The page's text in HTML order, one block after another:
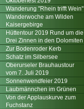
Wanderung "Rhein trifft Wein"
Wanderwoche am Wilden
Kaisergebirge
Hüttentour 2019 Rund um die
Drei Zinnen in den Dolomiten
Zur Bodenroder Kerb
Schatz im Silbersee
Oberurseler Brauhaustour
vom 7. Juli 2019
Sonnenwendfeier 2019
Laubmännchen im Grünen
Von der Applauskurve zum
Fuchstanz